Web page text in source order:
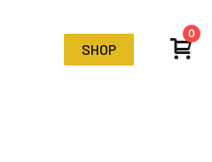
SHOP
0